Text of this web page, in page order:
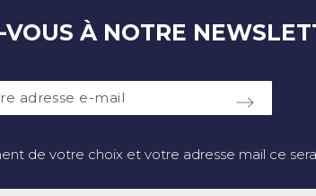
VOUS À NOTRE
de votre choix et votre adresse mail ce